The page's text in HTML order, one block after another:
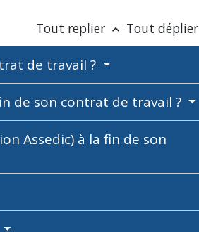
Tout replier keyboard_arrow_up Tout déplier
de travail ?
de son contrat de travail ?
Assedic) à la fin de son